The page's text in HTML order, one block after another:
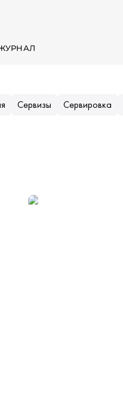
Сервизы Сервировка